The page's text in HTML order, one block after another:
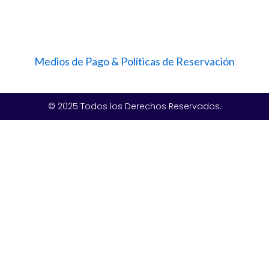
Medios de Pago & Políticas de Reservación
© 2025 Todos los Derechos Reservados.